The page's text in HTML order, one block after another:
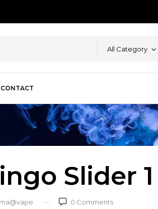
All Category
CONTACT
Slider 1
0 Comments